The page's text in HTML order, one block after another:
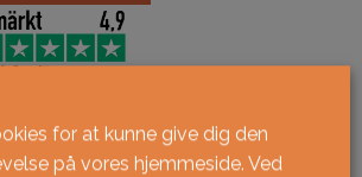
for at kunne give dig den
på vores hjemmeside. Ved